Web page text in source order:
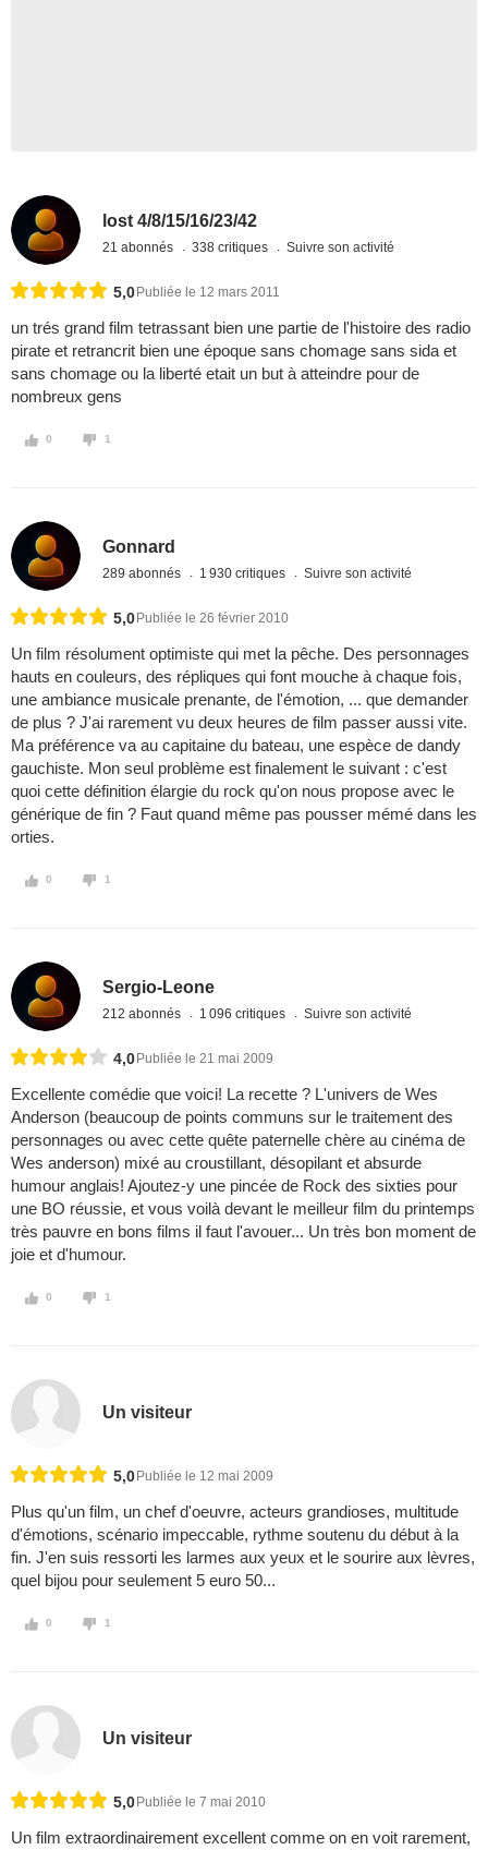
lost 4/8/15/16/23/42
21 abonnés 338 critiques Suivre son activité
5,0 Publiée le 12 mars 2011
un trés grand film tetrassant bien une partie de l'histoire des radio
pirate et retrancrit bien une époque sans chomage sans sida et
sans chomage ou la liberté etait un but à atteindre pour de
nombreux gens
0 1
Gonnard
289 abonnés 1 930 critiques Suivre son activité
5,0 Publiée le 26 février 2010
Un film résolument optimiste qui met la pêche. Des personnages
hauts en couleurs, des répliques qui font mouche à chaque fois,
une ambiance musicale prenante, de l'émotion, ... que demander
de plus ? J'ai rarement vu deux heures de film passer aussi vite.
Ma préférence va au capitaine du bateau, une espèce de dandy
gauchiste. Mon seul problème est finalement le suivant : c'est
quoi cette définition élargie du rock qu'on nous propose avec le
générique de fin ? Faut quand même pas pousser mémé dans les
orties.
0 1
Sergio-Leone
212 abonnés 1 096 critiques Suivre son activité
4,0 Publiée le 21 mai 2009
Excellente comédie que voici! La recette ? L'univers de Wes
Anderson (beaucoup de points communs sur le traitement des
personnages ou avec cette quête paternelle chère au cinéma de
Wes anderson) mixé au croustillant, désopilant et absurde
humour anglais! Ajoutez-y une pincée de Rock des sixties pour
une BO réussie, et vous voilà devant le meilleur film du printemps
très pauvre en bons films il faut l'avouer... Un très bon moment de
joie et d'humour.
0 1
Un visiteur
5,0 Publiée le 12 mai 2009
Plus qu'un film, un chef d'oeuvre, acteurs grandioses, multitude
d'émotions, scénario impeccable, rythme soutenu du début à la
fin. J'en suis ressorti les larmes aux yeux et le sourire aux lèvres,
quel bijou pour seulement 5 euro 50...
0 1
Un visiteur
5,0 Publiée le 7 mai 2010
Un film extraordinairement excellent comme on en voit rarement,